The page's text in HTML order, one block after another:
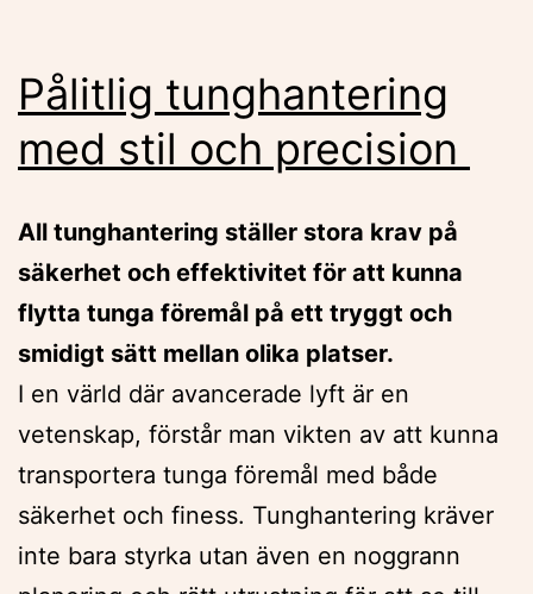
Pålitlig tunghantering
med stil och precision
All tunghantering ställer stora krav på
säkerhet och effektivitet för att kunna
flytta tunga föremål på ett tryggt och
smidigt sätt mellan olika platser.
I en värld där avancerade lyft är en
vetenskap, förstår man vikten av att kunna
transportera tunga föremål med både
säkerhet och finess. Tunghantering kräver
inte bara styrka utan även en noggrann